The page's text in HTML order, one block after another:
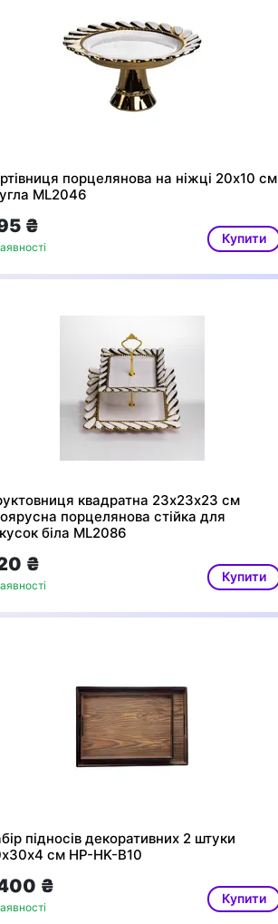
порцелянова на ніжці 20х10 см
ML2046
₴
Купити
квадратна 23х23х23 см
порцелянова стійка для
біла ML2086
₴
Купити
підносів декоративних 2 штуки
см HP-HK-B10
₴
Купити